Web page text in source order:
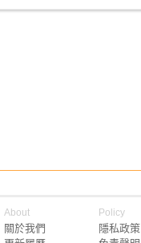
About
關於我們
Policy
隱私政策